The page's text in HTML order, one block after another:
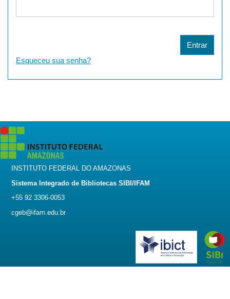
Esqueceu sua senha?
INSTITUTO FEDERAL DO AMAZONAS
Sistema Integrado de Bibliotecas SIBI/IFAM
+55 92 3306-0053
cgeb@ifam.edu.br